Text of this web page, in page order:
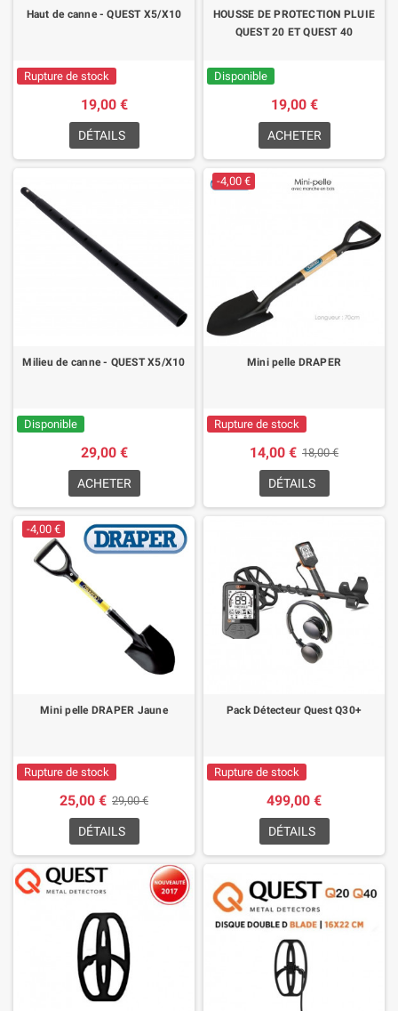
Haut de canne - QUEST X5/X10
Rupture de stock
19,00 €
DÉTAILS
HOUSSE DE PROTECTION PLUIE
QUEST 20 ET QUEST 40
Disponible
19,00 €
ACHETER
Milieu de canne - QUEST X5/X10
Disponible
29,00 €
ACHETER
-4,00 €
Mini pelle DRAPER
Rupture de stock
14,00 € 18,00 €
DÉTAILS
-4,00 €
Mini pelle DRAPER Jaune
Rupture de stock
25,00 € 29,00 €
DÉTAILS
Pack Détecteur Quest Q30+
Rupture de stock
499,00 €
DÉTAILS